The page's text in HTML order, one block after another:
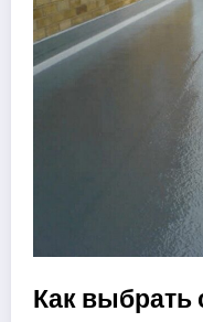
Как выбрать